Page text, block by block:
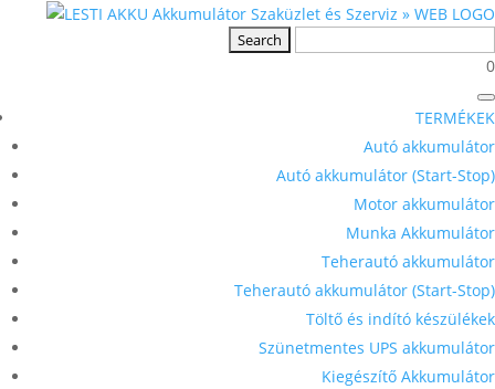
0
TERMÉKEK
Autó akkumulátor
Autó akkumulátor (Start-Stop)
Motor akkumulátor
Munka Akkumulátor
Teherautó akkumulátor
Teherautó akkumulátor (Start-Stop)
Töltő és indító készülékek
Szünetmentes UPS akkumulátor
Kiegészítő Akkumulátor